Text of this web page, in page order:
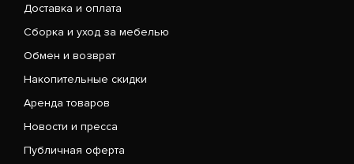
Доставка и оплата
Сборка и уход за мебелью
Обмен и возврат
Накопительные скидки
Аренда товаров
Новости и пресса
Публичная оферта